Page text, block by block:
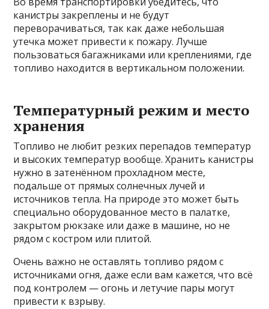
канистры закреплены и не будут
переворачиваться, так как даже небольшая
утечка может привести к пожару. Лучше
пользоваться багажниками или креплениями, где
топливо находится в вертикальном положении.
Температурный режим и место
хранения
Топливо не любит резких перепадов температур
и высоких температур вообще. Хранить канистры
нужно в затенённом прохладном месте,
подальше от прямых солнечных лучей и
источников тепла. На природе это может быть
специально оборудованное место в палатке,
закрытом рюкзаке или даже в машине, но не
рядом с костром или плитой.
Очень важно не оставлять топливо рядом с
источниками огня, даже если вам кажется, что всё
под контролем — огонь и летучие пары могут
привести к взрыву.